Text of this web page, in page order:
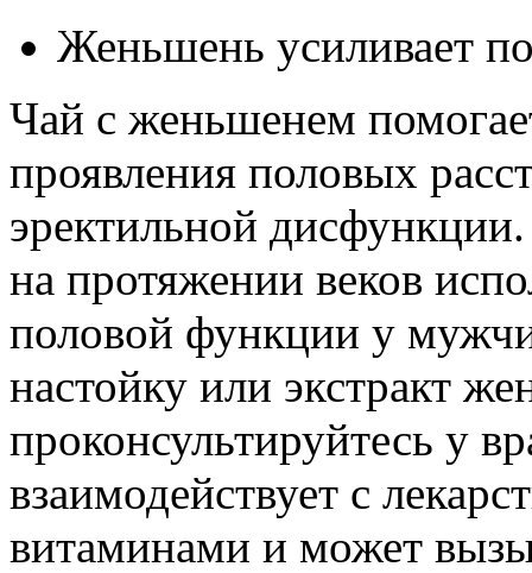
Женьшень усиливает
Чай с женьшенем
проявления половых
эректильной
на протяжении веков
половой функции у
настойку или экстракт
проконсультируйтесь у
взаимодействует с
витаминами и может